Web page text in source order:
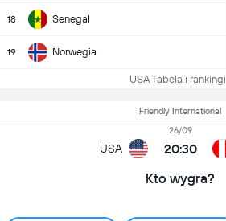
18 Senegal
19 Norwegia
USA Tabela i rankingi
Friendly International
USA
26/09
20:30
Kto wygra?